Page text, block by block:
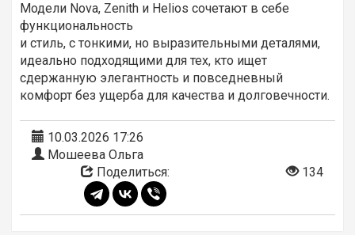
Модели Nova, Zenith и Helios сочетают в себе
функциональность
и стиль, с тонкими, но выразительными деталями,
идеально подходящими для тех, кто ищет
сдержанную элегантность и повседневный
комфорт без ущерба для качества и долговечности.
10.03.2026 17:26
Мошеева Ольга
Поделиться:
134